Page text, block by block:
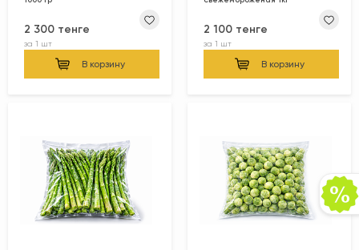
2 300 тенге
за 1 шт
В корзину
2 100 тенге
за 1 шт
В корзину